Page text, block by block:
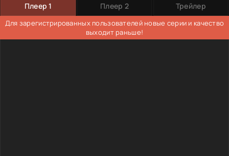
Плеер 1 Плеер 2 Трейлер
Для зарегистрированных пользователей новые серии и качество
выходит раньше!